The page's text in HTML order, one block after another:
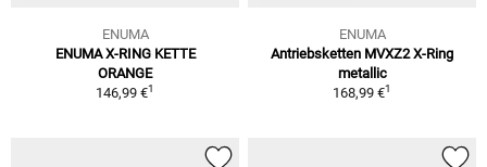
ENUMA
ENUMA X-RING KETTE
ORANGE
146,99 €1
ENUMA
Antriebsketten MVXZ2 X-Ring
metallic
168,99 €1